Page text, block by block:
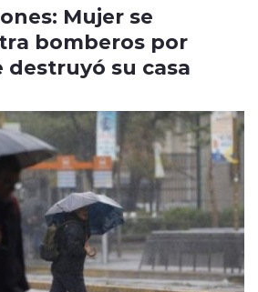
Mujer se
bomberos por
su casa